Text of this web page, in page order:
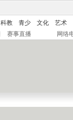
科教 青少 文化
艺术
赛事直播 网络